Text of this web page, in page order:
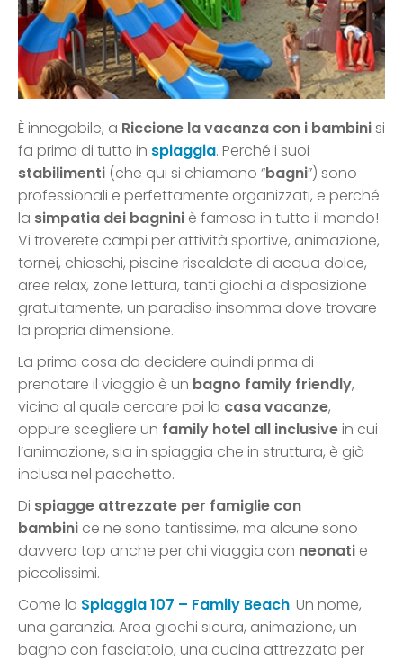
È innegabile, a Riccione la vacanza con i bambinisi
fa prima di tutto in spiaggia. Perché i suoi
stabilimenti (che qui si chiamano “bagni”) sono
professionali e perfettamente organizzati, e perché
la simpatia dei bagnini è famosa in tutto il mondo!
Vi troverete campi per attività sportive, animazione,
tornei, chioschi, piscine riscaldate di acqua dolce,
aree relax, zone lettura, tanti giochi a disposizione
gratuitamente, un paradiso insomma dove trovare
la propria dimensione.
La prima cosa da decidere quindi prima di
prenotare il viaggio è un bagno family friendly,
vicino al quale cercare poi la casa vacanze,
oppure scegliere un family hotel all inclusivein cui
l’animazione, sia in spiaggia che in struttura, è già
inclusa nel pacchetto.
Di spiagge attrezzate per famiglie con
bambini ce ne sono tantissime, ma alcune sono
davvero top anche per chi viaggia con neonati e
piccolissimi.
Come la Spiaggia 107 – Family Beach. Un nome,
una garanzia. Area giochi sicura, animazione, un
bagno con fasciatoio, una cucina attrezzata per